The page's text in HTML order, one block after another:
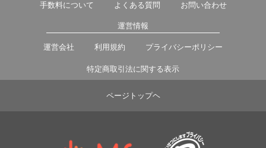
手数料について よくある質問 お問い合わせ
運営情報
運営会社 利用規約 プライバシーポリシー
特定商取引法に関する表示
ページトップヘ